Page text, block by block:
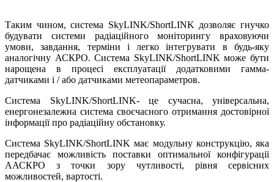
Таким чином, система SkyLINK/ShortLINK дозволяє гнучко
будувати системи радіаційного моніторингу враховуючи
умови, завдання, терміни і легко інтегрувати в будь-яку
аналогічну АСКРО. Система SkyLINK/ShortLINK може бути
нарощена в процесі експлуатації додатковими гамма-
датчиками і / або датчиками метеопараметров.
Система SkyLINK/ShortLINK- це сучасна, універсальна,
енергонезалежна система своєчасного отримання достовірної
інформації про радіаційну обстановку.
Система SkyLINK/ShortLINK має модульну конструкцію, яка
передбачає можливість поставки оптимальної конфігурації
ААСКРО з точки зору чутливості, рівня сервісних
можливостей, вартості.